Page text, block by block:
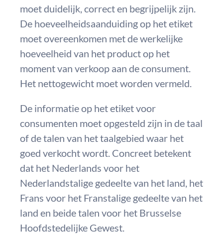
moet duidelijk, correct en begrijpelijk zijn.
De hoeveelheidsaanduiding op het etiket
moet overeenkomen met de werkelijke
hoeveelheid van het product op het
moment van verkoop aan de consument.
Het nettogewicht moet worden vermeld.
De informatie op het etiket voor
consumenten moet opgesteld zijn in de taal
of de talen van het taalgebied waar het
goed verkocht wordt. Concreet betekent
dat het Nederlands voor het
Nederlandstalige gedeelte van het land, het
Frans voor het Franstalige gedeelte van het
land en beide talen voor het Brusselse
Hoofdstedelijke Gewest.